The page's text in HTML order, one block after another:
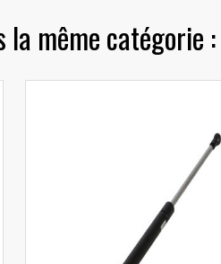
même catégorie :